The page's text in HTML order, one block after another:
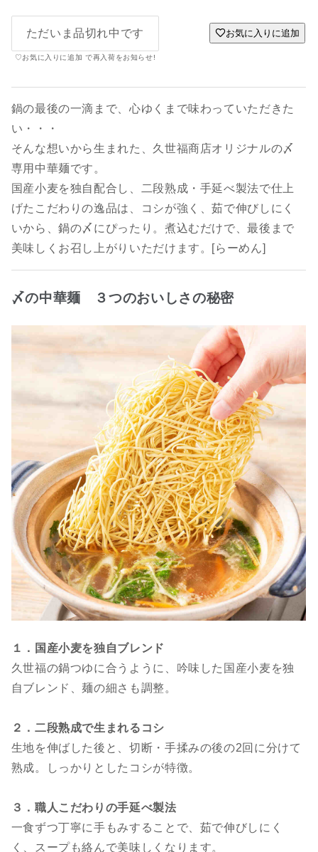
ただいま品切れ中です お気に入りに追加
♡お気に入りに追加 で再入荷をお知らせ!
鍋の最後の一滴まで、心ゆくまで味わっていただきた
い・・・
そんな想いから生まれた、久世福商店オリジナルの〆
専用中華麺です。
国産小麦を独自配合し、二段熟成・手延べ製法で仕上
げたこだわりの逸品は、コシが強く、茹で伸びしにく
いから、鍋の〆にぴったり。煮込むだけで、最後まで
美味しくお召し上がりいただけます。[らーめん]
〆の中華麺 ３つのおいしさの秘密
１．国産小麦を独自ブレンド
久世福の鍋つゆに合うように、吟味した国産小麦を独
自ブレンド、麺の細さも調整。
２．二段熟成で生まれるコシ
生地を伸ばした後と、切断・手揉みの後の2回に分けて
熟成。しっかりとしたコシが特徴。
３．職人こだわりの手延べ製法
一食ずつ丁寧に手もみすることで、茹で伸びしにく
く、スープも絡んで美味しくなります。